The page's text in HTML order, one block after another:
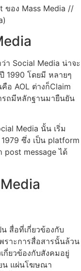
ของ Mass Media //
า Social Media น่าจะ
1990 โดยมี หลายๆ
อ AOL ต่างก็Claim
ถมีหลักฐานมายืนยัน
Media นั้น เริ่ม
ซึ่ง เป็น platform
message ได้
สื่อที่เกี่ยวข้องกับ
ราะการสื่อสารนั้นล้วน
กี่ยวข้องกับสังคมอยู่
น แผ่นโฆษณา